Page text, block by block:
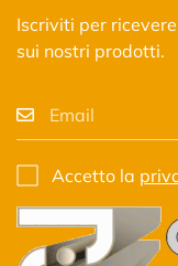
Iscriviti per
sui nostri prodotti.
Accetto la